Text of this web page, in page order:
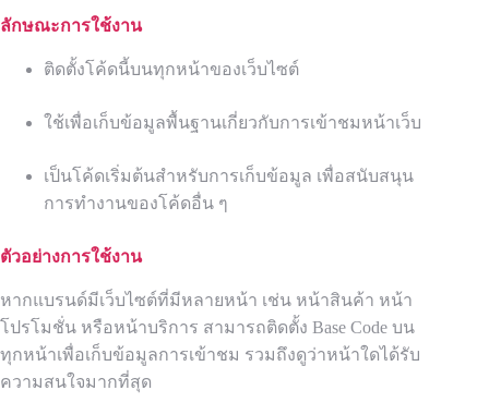
ลักษณะการใช้งาน
ติดตั้งโค้ดนี้บนทุกหน้าของเว็บไซต์
ใช้เพื่อเก็บข้อมูลพื้นฐานเกี่ยวกับการเข้าชมหน้าเว็บ
เป็นโค้ดเริ่มต้นสำหรับการเก็บข้อมูล เพื่อสนับสนุน
การทำงานของโค้ดอื่น ๆ
ตัวอย่างการใช้งาน
หากแบรนด์มีเว็บไซต์ที่มีหลายหน้า เช่น หน้าสินค้า หน้า
โปรโมชั่น หรือหน้าบริการ สามารถติดตั้ง Base Code บน
ทุกหน้าเพื่อเก็บข้อมูลการเข้าชม รวมถึงดูว่าหน้าใดได้รับ
ความสนใจมากที่สุด